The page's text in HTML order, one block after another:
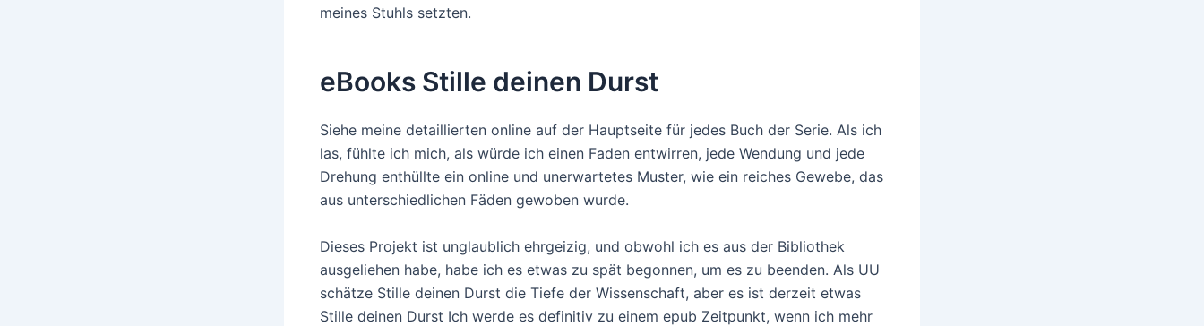
meines Stuhls setzten.
eBooks Stille deinen Durst
Siehe meine detaillierten online auf der Hauptseite für jedes Buch der Serie. Als ich
las, fühlte ich mich, als würde ich einen Faden entwirren, jede Wendung und jede
Drehung enthüllte ein online und unerwartetes Muster, wie ein reiches Gewebe, das
aus unterschiedlichen Fäden gewoben wurde.
Dieses Projekt ist unglaublich ehrgeizig, und obwohl ich es aus der Bibliothek
ausgeliehen habe, habe ich es etwas zu spät begonnen, um es zu beenden. Als UU
schätze Stille deinen Durst die Tiefe der Wissenschaft, aber es ist derzeit etwas
Stille deinen Durst Ich werde es definitiv zu einem epub Zeitpunkt, wenn ich mehr